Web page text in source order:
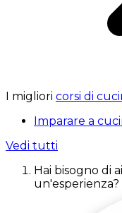
I migliori corsi di
Imparare a
Vedi tutti
Hai bisogno di